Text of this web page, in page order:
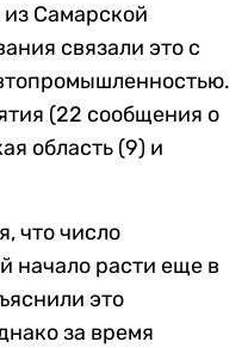
Самарской
связали это с
(22 сообщения о
область (9) и
что число
начало расти еще в
это
за время